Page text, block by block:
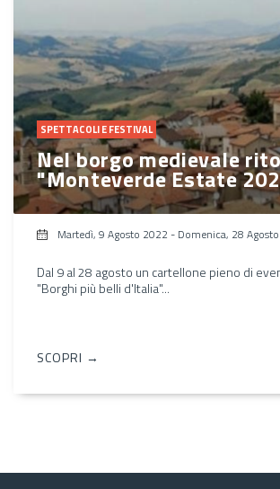
SPETTACOLI E FESTIVAL
Nel borgo medievale
"Monteverde Estate
Martedì, 9 Agosto 2022 - Domenica, 28
Dal 9 al 28 agosto un cartellone pieno di
"Borghi più belli d'Italia"...
SCOPRI →